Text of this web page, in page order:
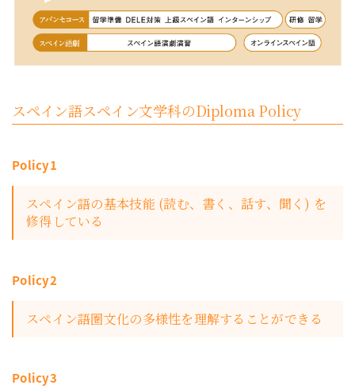
スペイン語スペイン文学科のDiploma Policy
Policy1
スペイン語の基本技能 (読む、書く、話す、聞く) を
修得している
Policy2
スペイン語圏文化の多様性を理解することができる
Policy3